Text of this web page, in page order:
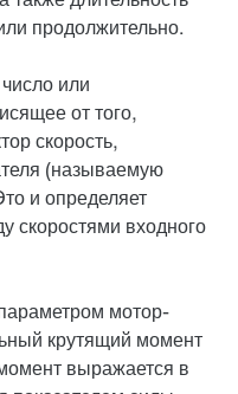
продолжительно.
или
от того,
скорость,
(называемую
и определяет
скоростями входного
мотор-
крутящий момент
выражается в